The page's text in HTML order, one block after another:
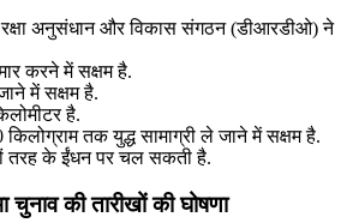
अनुसंधान और विकास संगठन (डीआरडीओ) ने
करने में सक्षम है.
में सक्षम है.
है.
तक युद्ध सामाग्री ले जाने में सक्षम है.
तरह के ईंधन पर चल सकती है.
चुनाव की तारीखों की घोषणा